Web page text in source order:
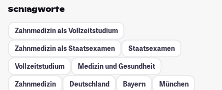
Schlagworte
Zahnmedizin als Vollzeitstudium
Zahnmedizin als Staatsexamen
Staatsexamen
Vollzeitstudium
Medizin und Gesundheit
Zahnmedizin
Deutschland Bayern München